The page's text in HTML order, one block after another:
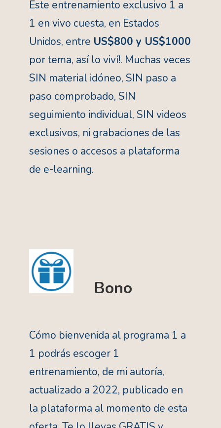
Este entrenamiento exclusivo 1 a
1 en vivo cuesta, en Estados
Unidos, entre US$800 y US$1000
por tema, así lo viví!. Muchas veces
SIN material idóneo, SIN paso a
paso comprobado, SIN
seguimiento individual, SIN videos
exclusivos, ni grabaciones de las
sesiones o accesos a plataforma
de e-learning.
Bono
Cómo bienvenida al programa 1 a
1 podrás escoger 1
entrenamiento, de mi autoría,
actualizado a 2022, publicado en
la plataforma al momento de esta